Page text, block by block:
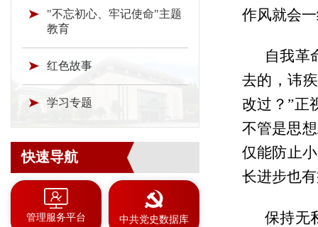
"不忘初心、牢记使命"主题
教育
红色故事
学习专题
快速导航
管理服务平台 中共党史数据库
作风就会
自我革
去的，讳
改过？”正
不管是思
仅能防止
长进步也
保持无